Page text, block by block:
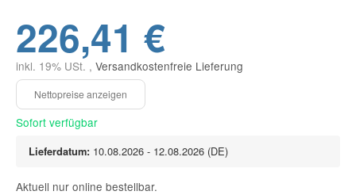
226,41 €
inkl. 19% USt. , Versandkostenfreie Lieferung
Sofort verfügbar
Lieferdatum: 10.08.2026 - 12.08.2026 (DE)
Aktuell nur online bestellbar.